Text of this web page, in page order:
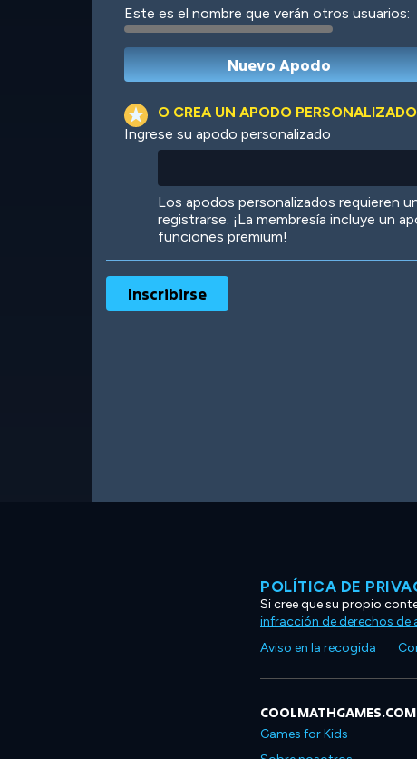
Robotic International
Ooh! Aah!
Este es el nombre que verán otros usuarios:
O CREA UN APODO PERSONALIZADO
Ingrese su apodo personalizado
Los apodos personalizados requieren
registrarse. ¡La membresía incluye un
funciones premium!
POLÍTICA DE
Si cree que su propio
infracción de derechos de
Aviso en la recogida
COOLMATHGAMES.COM
Games for Kids